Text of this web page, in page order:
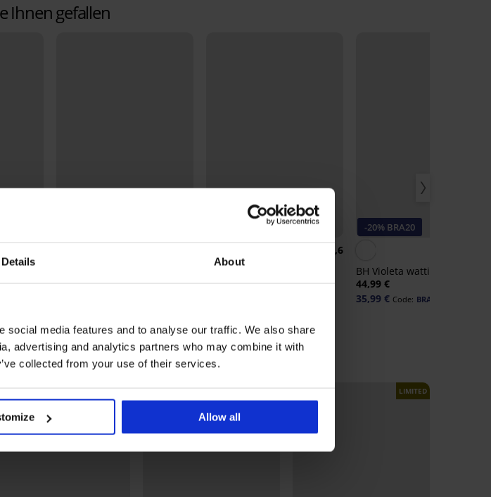
Details About
media features and to analyse our traffic. We also share
advertising and analytics partners who may combine it with
collected from your use of their services.
Allow all
Ihnen gefallen
Mesh II
4,6
-20% BRA20
BH Violeta wattiert glättend
44,99 €
35,99 € Code: BRA20
ähnliche Stücke
LIMITED LIMITED LIMITED